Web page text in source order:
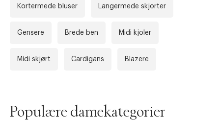
Kortermede bluser Langermede skjorter
Gensere Brede ben Midi kjoler
Midi skjørt Cardigans Blazere
Populære damekategorier